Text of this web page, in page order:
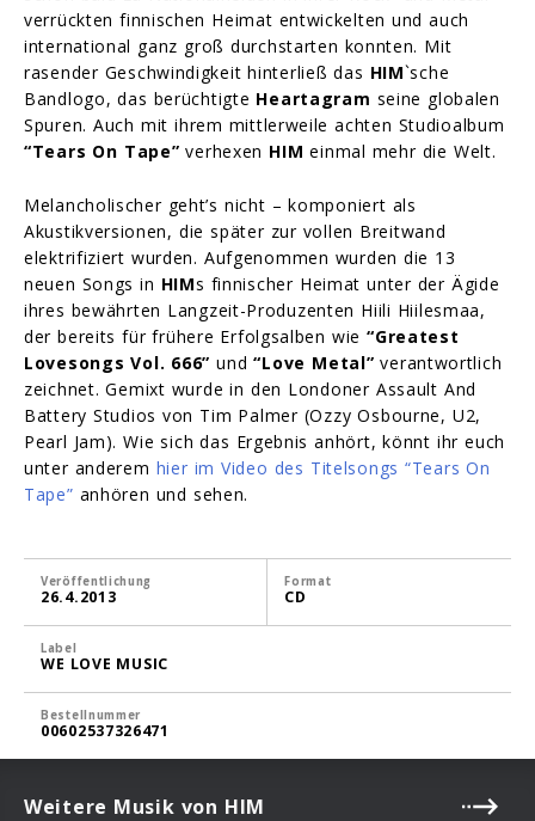
verrückten finnischen Heimat entwickelten und auch
international ganz groß durchstarten konnten. Mit
rasender Geschwindigkeit hinterließ das HIM`sche
Bandlogo, das berüchtigte Heartagram seine globalen
Spuren. Auch mit ihrem mittlerweile achten Studioalbum
“Tears On Tape” verhexen HIM einmal mehr die Welt.
Melancholischer geht’s nicht – komponiert als
Akustikversionen, die später zur vollen Breitwand
elektrifiziert wurden. Aufgenommen wurden die 13
neuen Songs in HIMs finnischer Heimat unter der Ägide
ihres bewährten Langzeit-Produzenten Hiili Hiilesmaa,
der bereits für frühere Erfolgsalben wie “Greatest
Lovesongs Vol. 666” und“Love Metal” verantwortlich
zeichnet. Gemixt wurde in den Londoner Assault And
Battery Studios von Tim Palmer (Ozzy Osbourne, U2,
Pearl Jam). Wie sich das Ergebnis anhört, könnt ihr euch
unter anderem hier im Video des Titelsongs “Tears On
Tape” anhören und sehen.
Veröffentlichung
26.4.2013
Format
CD
Label
WE LOVE MUSIC
Bestellnummer
00602537326471
Weitere Musik von HIM